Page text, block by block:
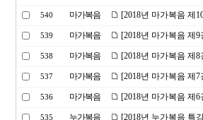
540 마가복음 [2018년 마가복음 제
539 마가복음 [2018년 마가복음 제
538 마가복음 [2018년 마가복음 제
537 마가복음 [2018년 마가복음 제
536 마가복음 [2018년 마가복음 제
535 누가복음 [2018년 누가복음 특